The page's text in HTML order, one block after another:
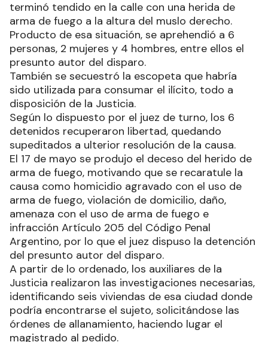
terminó tendido en la calle con una herida de
arma de fuego a la altura del muslo derecho.
Producto de esa situación, se aprehendió a 6
personas, 2 mujeres y 4 hombres, entre ellos el
presunto autor del disparo.
También se secuestró la escopeta que habría
sido utilizada para consumar el ilícito, todo a
disposición de la Justicia.
Según lo dispuesto por el juez de turno, los 6
detenidos recuperaron libertad, quedando
supeditados a ulterior resolución de la causa.
El 17 de mayo se produjo el deceso del herido de
arma de fuego, motivando que se recaratule la
causa como homicidio agravado con el uso de
arma de fuego, violación de domicilio, daño,
amenaza con el uso de arma de fuego e
infracción Artículo 205 del Código Penal
Argentino, por lo que el juez dispuso la detención
del presunto autor del disparo.
A partir de lo ordenado, los auxiliares de la
Justicia realizaron las investigaciones necesarias,
identificando seis viviendas de esa ciudad donde
podría encontrarse el sujeto, solicitándose las
órdenes de allanamiento, haciendo lugar el
magistrado al pedido.